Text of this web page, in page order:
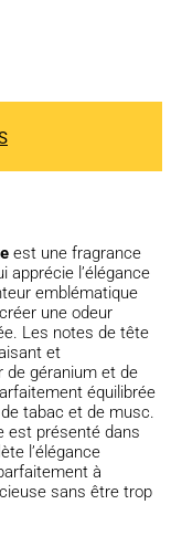
est une fragrance
apprécie l’élégance
emblématique
une odeur
Les notes de tête
et
géranium et de
équilibrée
tabac et de musc.
est présenté dans
l’élégance
à
sans être trop